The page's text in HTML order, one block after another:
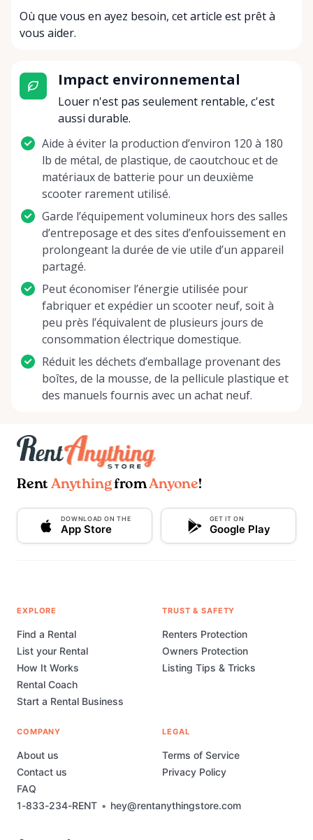
Où que vous en ayez besoin, cet article est prêt à
vous aider.
Impact environnemental
Louer n'est pas seulement rentable, c'est
aussi durable.
Aide à éviter la production d’environ 120 à 180
lb de métal, de plastique, de caoutchouc et de
matériaux de batterie pour un deuxième
scooter rarement utilisé.
Garde l’équipement volumineux hors des salles
d’entreposage et des sites d’enfouissement en
prolongeant la durée de vie utile d’un appareil
partagé.
Peut économiser l’énergie utilisée pour
fabriquer et expédier un scooter neuf, soit à
peu près l’équivalent de plusieurs jours de
consommation électrique domestique.
Réduit les déchets d’emballage provenant des
boîtes, de la mousse, de la pellicule plastique et
des manuels fournis avec un achat neuf.
Rent AnythingfromAnyone!
DOWNLOAD ON THE
App Store
GET IT ON
Google Play
1-833-234-RENT • hey@rentanythingstore.com
EXPLORE
Find a Rental
List your Rental
How It Works
Rental Coach
Start a Rental Business
TRUST & SAFETY
Renters Protection
Owners Protection
Listing Tips & Tricks
COMPANY
About us
Contact us
FAQ
LEGAL
Terms of Service
Privacy Policy